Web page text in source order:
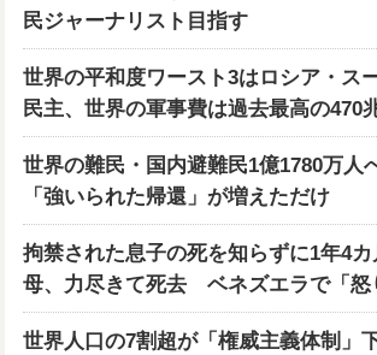
民ジャーナリスト目指す
世界の平和度ワースト3はロシア・ス
民主、世界の軍事費は過去最高の470
世界の難民・国内避難民1億1780万人
「強いられた帰還」が増えただけ
拘禁された息子の死を知らずに1年4
母、力尽きて死去 ベネズエラで「怒
世界人口の7割超が「権威主義体制」